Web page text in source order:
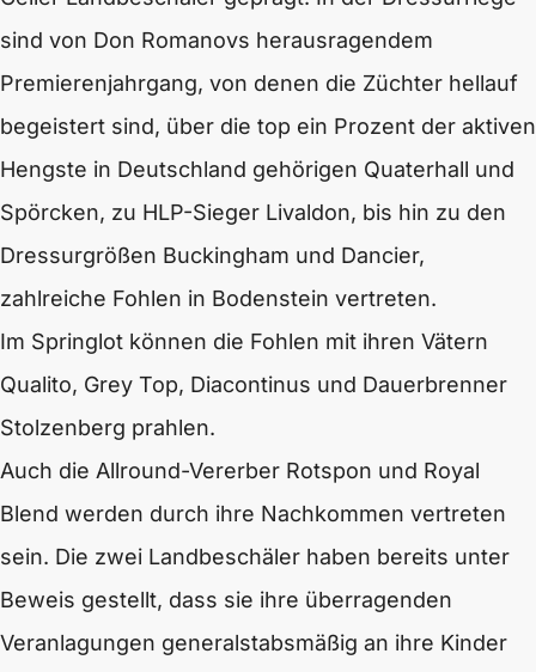
sind von Don Romanovs herausragendem
Premierenjahrgang, von denen die Züchter hellauf
begeistert sind, über die top ein Prozent der aktiven
Hengste in Deutschland gehörigen Quaterhall und
Spörcken, zu HLP-Sieger Livaldon, bis hin zu den
Dressurgrößen Buckingham und Dancier,
zahlreiche Fohlen in Bodenstein vertreten.
Im Springlot können die Fohlen mit ihren Vätern
Qualito, Grey Top, Diacontinus und Dauerbrenner
Stolzenberg prahlen.
Auch die Allround-Vererber Rotspon und Royal
Blend werden durch ihre Nachkommen vertreten
sein. Die zwei Landbeschäler haben bereits unter
Beweis gestellt, dass sie ihre überragenden
Veranlagungen generalstabsmäßig an ihre Kinder